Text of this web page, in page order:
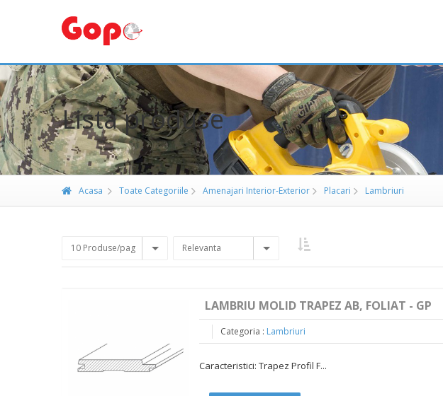
Lista produse
Acasa Toate Categoriile Amenajari Interior-Exterior Placari Lambriuri
10 Produse/pag Relevanta
LAMBRIU MOLID TRAPEZ AB, FOLIAT - GP
Categoria : Lambriuri
Caracteristici: Trapez Profil F...